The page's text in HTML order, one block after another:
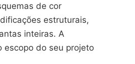
de cor
estruturais,
inteiras. A
escopo do seu projeto